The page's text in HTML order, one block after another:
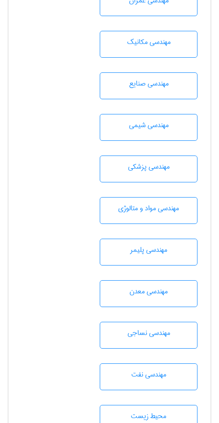
مهندسی مکانیک
مهندسی صنايع
مهندسي شيمی
مهندسی پزشکی
مهندسی مواد و متالوژی
مهندسی پليمر
مهندسی معدن
مهندسي نساجی
مهندسی نفت
محيط زيست